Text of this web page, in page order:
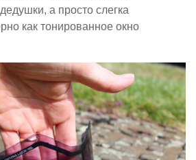
а просто слегка
как тонированное окно